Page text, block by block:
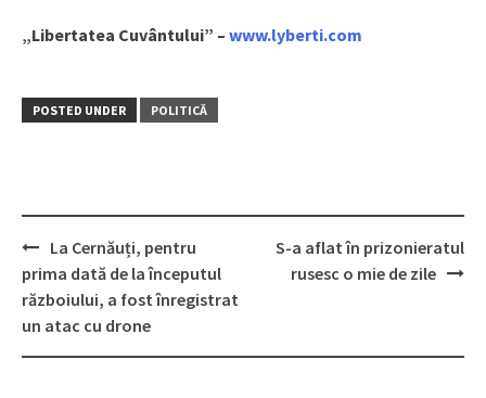
„Libertatea Cuvântului” – www.lyberti.com
POSTED UNDER POLITICĂ
Post
navigation
La Cernăuți, pentru
prima dată de la începutul
războiului, a fost înregistrat
un atac cu drone
S-a aflat în prizonieratul
rusesc o mie de zile